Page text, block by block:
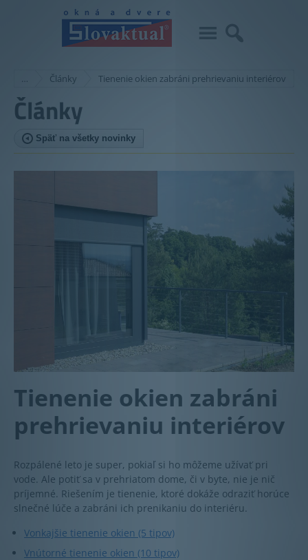
… Články Tienenie okien zabráni prehrievaniu interiérov
Články
Späť na všetky novinky
Tienenie okien zabráni
prehrievaniu interiérov
Rozpálené leto je super, pokiaľ si ho môžeme užívať pri
vode. Ale potiť sa v prehriatom dome, či v byte, nie je nič
príjemné. Riešením je tienenie, ktoré dokáže odraziť horúce
slnečné lúče a zabráni ich prenikaniu do interiéru.
Vonkajšie tienenie okien (5 tipov)
Vnútorné tienenie okien (10 tipov)